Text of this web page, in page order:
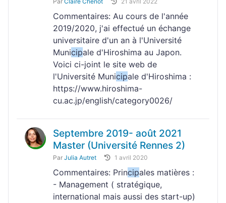
Commentaires: Au cours de l'année
2019/2020, j'ai effectué un échange
universitaire d'un an à l'Université
Municipale d'Hiroshima au Japon.
Voici ci-joint le site web de
l'Université Municipale d'Hiroshima :
https://www.hiroshima-
cu.ac.jp/english/category0026/
Septembre 2019- août 2021
Master (Université Rennes 2)
Par Julia Autret 1 avril 2020
Commentaires: Principales matières :
- Management ( stratégique,
international mais aussi des start-up)